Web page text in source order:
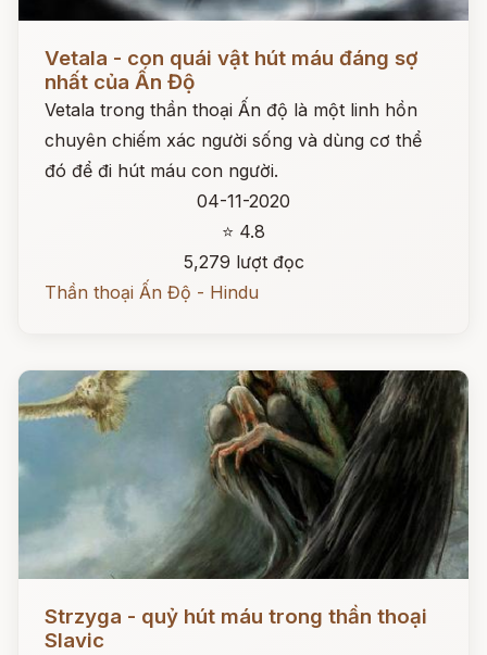
Vetala - con quái vật hút máu đáng sợ
nhất của Ấn Độ
Vetala trong thần thoại Ấn độ là một linh hồn
chuyên chiếm xác người sống và dùng cơ thể
đó để đi hút máu con người.
04-11-2020
⭐ 4.8
5,279 lượt đọc
Thần thoại Ấn Độ - Hindu
Strzyga - quỷ hút máu trong thần thoại
Slavic